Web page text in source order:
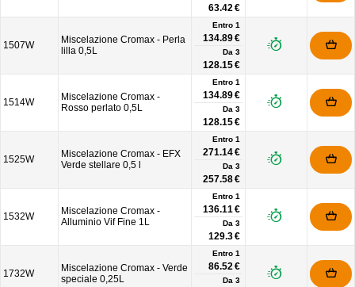
63.42 €
1507W
Miscelazione Cromax - Perla
lilla 0,5L
Entro 1
134.89 €
Da 3
128.15 €
1514W
Miscelazione Cromax -
Rosso perlato 0,5L
Entro 1
134.89 €
Da 3
128.15 €
1525W
Miscelazione Cromax - EFX
Verde stellare 0,5 l
Entro 1
271.14 €
Da 3
257.58 €
1532W
Miscelazione Cromax -
Alluminio Vif Fine 1L
Entro 1
136.11 €
Da 3
129.3 €
1732W
Miscelazione Cromax - Verde
speciale 0,25L
Entro 1
86.52 €
Da 3